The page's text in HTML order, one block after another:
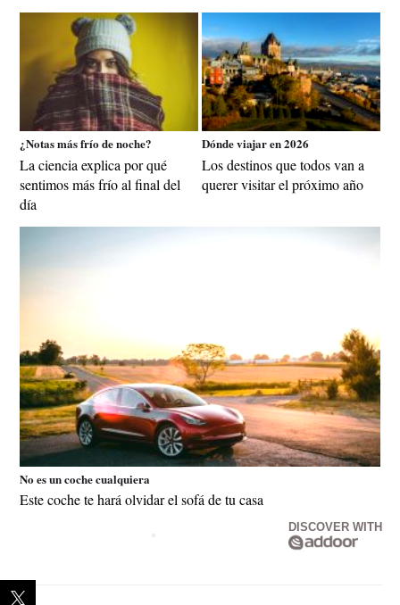
¿Notas más frío de noche?
La ciencia explica por qué
sentimos más frío al final del
día
Dónde viajar en 2026
Los destinos que todos van a
querer visitar el próximo año
No es un coche cualquiera
Este coche te hará olvidar el sofá de tu casa
DISCOVER WITH